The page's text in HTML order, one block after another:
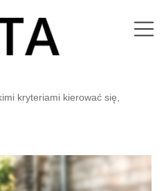
kryteriami kierować się,